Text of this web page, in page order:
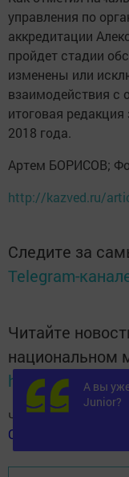
управления по
аккредитации
пройдет стадии
изменены или
взаимодействия с
итоговая редакция
2018 года.
Артем БОРИСОВ;
http://kazved.ru/
Следите за
Telegram-
Читайте
национальном
https://max.ru/
Читай «Волжскую
Одноклассники
А вы
Junior?